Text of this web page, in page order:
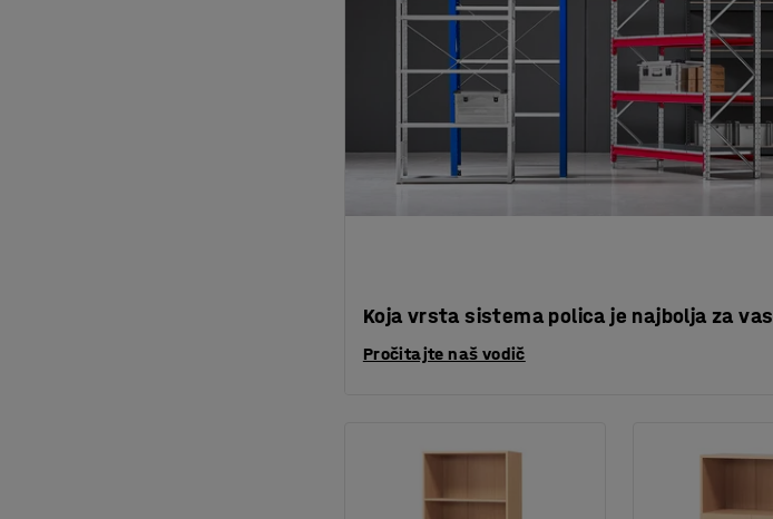
Koja vrsta sistema polica je najbolja za vas
Pročitajte naš vodič